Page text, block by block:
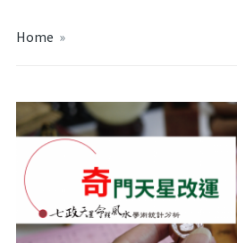
Home »